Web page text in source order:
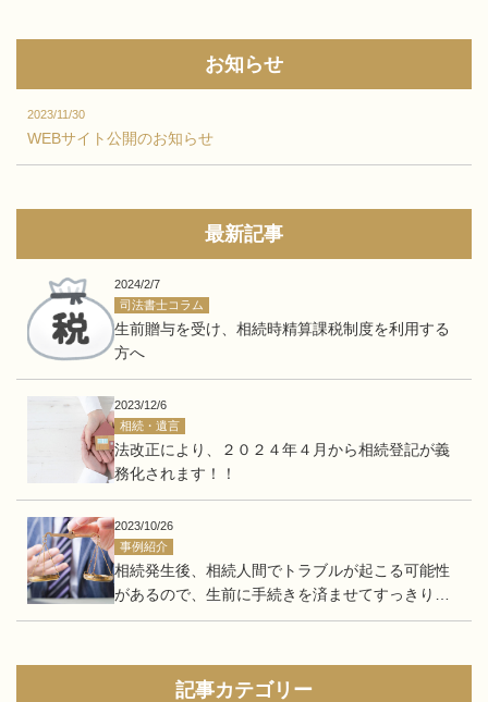
お知らせ
2023/11/30
WEBサイト公開のお知らせ
最新記事
2024/2/7
司法書士コラム
生前贈与を受け、相続時精算課税制度を利用する
方へ
2023/12/6
相続・遺言
法改正により、２０２４年４月から相続登記が義
務化されます！！
2023/10/26
事例紹介
相続発生後、相続人間でトラブルが起こる可能性
があるので、生前に手続きを済ませてすっきりし
たい。
記事カテゴリー